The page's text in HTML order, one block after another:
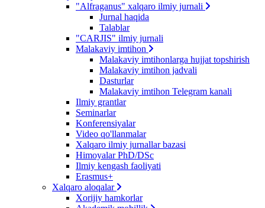
"Alfraganus" xalqaro ilmiy jurnali
Jurnal haqida
Talablar
"CARJIS" ilmiy jurnali
Malakaviy imtihon
Malakaviy imtihonlarga hujjat topshirish
Malakaviy imtihon jadvali
Dasturlar
Malakaviy imtihon Telegram kanali
Ilmiy grantlar
Seminarlar
Konferensiyalar
Video qo'llanmalar
Xalqaro ilmiy jurnallar bazasi
Himoyalar PhD/DSc
Ilmiy kengash faoliyati
Erasmus+
Xalqaro aloqalar
Xorijiy hamkorlar